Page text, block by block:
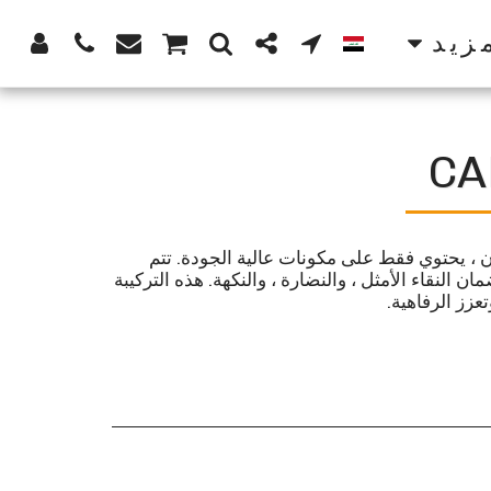
، يحتوي فقط على مكونات عالية الجودة. تتم
النقاء الأمثل ، والنضارة ، والنكهة. هذه التركيبة